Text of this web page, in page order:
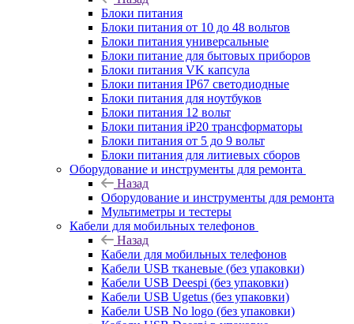
Блоки питания
Блоки питания от 10 до 48 вольтов
Блоки питания универсальные
Блоки питание для бытовых приборов
Блоки питания VK капсула
Блоки питания IP67 светодиодные
Блоки питания для ноутбуков
Блоки питания 12 вольт
Блоки питания iP20 трансформаторы
Блоки питания от 5 до 9 вольт
Блоки питания для литиевых сборов
Оборудование и инструменты для ремонта
Назад
Оборудование и инструменты для ремонта
Мультиметры и тестеры
Кабели для мобильных телефонов
Назад
Кабели для мобильных телефонов
Кабели USB тканевые (без упаковки)
Кабели USB Deespi (без упаковки)
Кабели USB Ugetus (без упаковки)
Кабели USB No logo (без упаковки)